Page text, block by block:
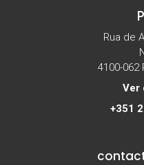
Rua de
4100-062
Ver
+351